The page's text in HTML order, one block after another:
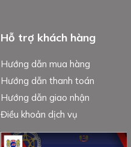
Hỗ trợ khách hàng
Hướng dẫn mua hàng
Hướng dẫn thanh toán
Hướng dẫn giao nhận
Điều khoản dịch vụ